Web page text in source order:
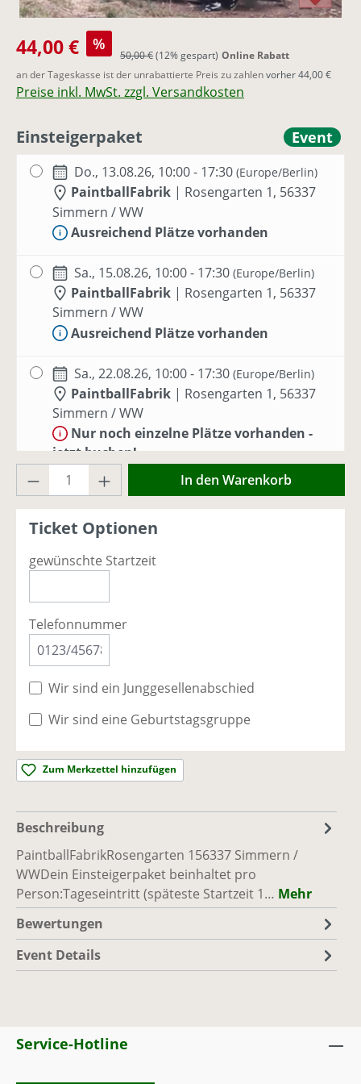
Verkaufspreis:
44,00 € %
Regulärer Preis:
50,00 €(12% gespart) Online Rabatt
an der Tageskasse ist der unrabattierte Preis zu zahlenvorher 44,00 €
Preise inkl. MwSt. zzgl. Versandkosten
Einsteigerpaket Event
Do., 13.08.26, 10:00 - 17:30(Europe/Berlin)
PaintballFabrik | Rosengarten 1, 56337
Simmern / WW
Ausreichend Plätze vorhanden
Sa., 15.08.26, 10:00 - 17:30(Europe/Berlin)
PaintballFabrik | Rosengarten 1, 56337
Simmern / WW
Ausreichend Plätze vorhanden
Sa., 22.08.26, 10:00 - 17:30(Europe/Berlin)
PaintballFabrik | Rosengarten 1, 56337
Simmern / WW
Nur noch einzelne Plätze vorhanden -
jetzt buchen!
Sa., 29.08.26, 10:00 - 17:30(Europe/Berlin)
PaintballFabrik|Rosengarten 1, 56337
Simmern / WW
Ausreichend Plätze vorhanden
Simmern / WW
Ausreichend Plätze vorhanden
So., 06.09.26, 10:00 - 17:00(Europe/Berlin)
PaintballFabrik|Rosengarten 1, 56337
Ausreichend Plätze vorhanden
PaintballFabrik|Rosengarten 1, 56337
Simmern / WW
Ausreichend Plätze vorhanden
So., 13.09.26, 10:00 - 17:00(Europe/Berlin)
Simmern / WW
Ausreichend Plätze vorhanden
Simmern / WW
Produkt Anzahl: Gib den gewünschten
In den Warenkorb
Ticket Optionen
gewünschte Startzeit
Telefonnummer
Wir sind ein Junggesellenabschied
Wir sind eine Geburtstagsgruppe
Zum Merkzettel hinzufügen
Beschreibung
PaintballFabrikRosengarten 156337 Simmern /
WWDein Einsteigerpaket beinhaltet pro
Person:Tageseintritt (späteste Startzeit 1… Mehr
Bewertungen
Event Details
Service-Hotline